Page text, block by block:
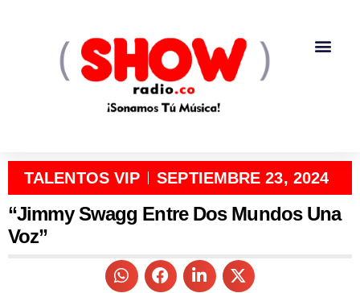
TALENTOS VIP SEPTIEMBRE 23, 2024
“Jimmy Swagg Entre Dos Mundos Una
Voz”